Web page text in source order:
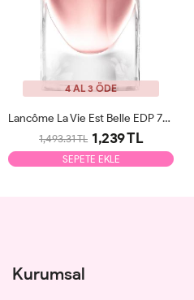
4 AL 3 ÖDE
Lancôme La Vie Est Belle EDP 75ml Kadın Parfüm Tester
1,493.31 TL 1,239 TL
SEPETE EKLE
Kurumsal